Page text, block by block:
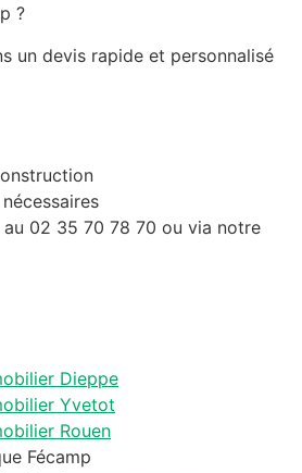
?
un devis rapide et personnalisé
au 02 35 70 78 70 ou via notre
Dieppe
Yvetot
Rouen
Fécamp